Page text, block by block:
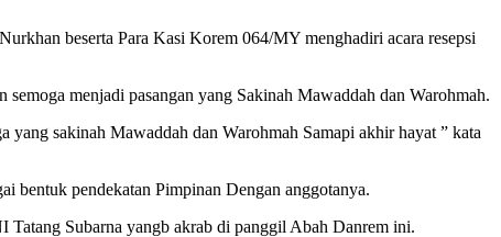
beserta Para Kasi Korem 064/MY menghadiri acara resepsi
menjadi pasangan yang Sakinah Mawaddah dan Warohmah.
yang sakinah Mawaddah dan Warohmah Samapi akhir hayat ” kata
bentuk pendekatan Pimpinan Dengan anggotanya.
Subarna yangb akrab di panggil Abah Danrem ini.